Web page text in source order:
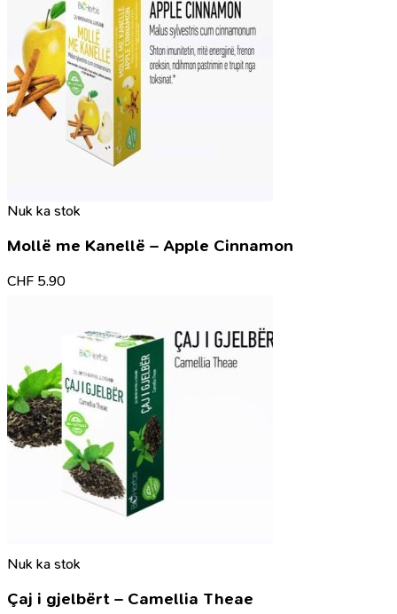
Nuk ka stok
Mollë me Kanellë – Apple Cinnamon
CHF 5.90
Nuk ka stok
Çaj i gjelbërt – Camellia Theae